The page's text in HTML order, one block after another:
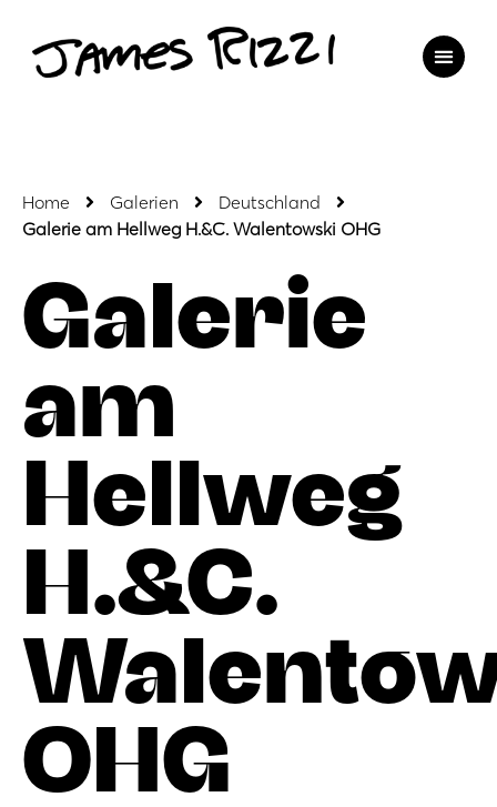
Home Galerien
Deutschland
Galerie am Hellweg H.&C. Walentowski OHG
Galerie
am
Hellweg
H.&C.
OHG